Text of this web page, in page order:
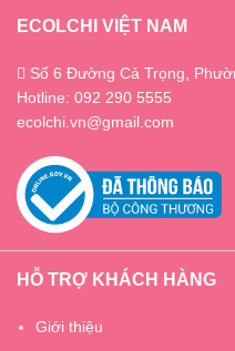
ECOLCHI VIỆT NAM
Số 6 Đường Cả Trọng,
Hotline: 092 290 5555
ecolchi.vn@gmail.com
HỖ TRỢ KHÁCH HÀNG
Giới thiệu